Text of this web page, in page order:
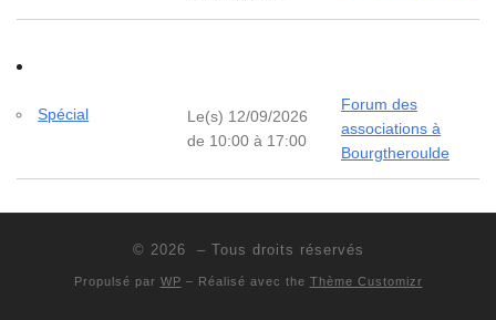
Spécial
Le(s) 12/09/2026
de 10:00 à 17:00
Forum des
associations à
Bourgtheroulde
© 2026 – Tous droits réservés
Propulsé par WP – Réalisé avec the Thème Customizr